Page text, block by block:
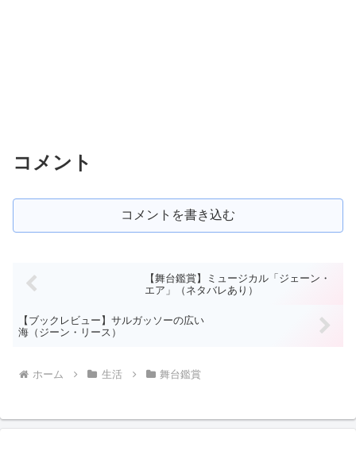
コメント
コメントを書き込む
【舞台鑑賞】ミュージカル「ジェーン・
エア」（ネタバレあり）
【ブックレビュー】サルガッソーの広い
海（ジーン・リース）
ホーム 生活 舞台鑑賞